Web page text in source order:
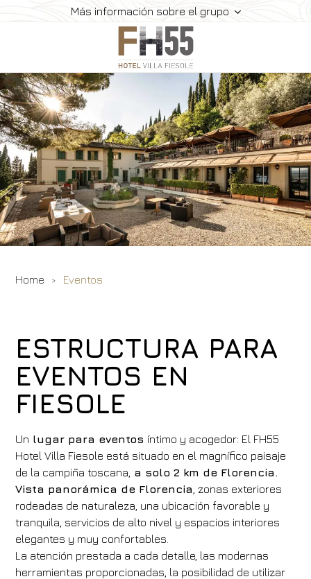
Más información sobre el grupo
Hotel
Habitaciones
Restaurante
Eventos
Experiencias
Dónde Estamos
Galería
Home Eventos
ESTRUCTURA PARA
EVENTOS EN
FIESOLE
Un lugar para eventos íntimo y acogedor: El FH55
Hotel Villa Fiesole está situado en el magnífico paisaje
de la campiña toscana, a solo 2 km de Florencia.
Vista panorámica de Florencia , zonas exteriores
rodeadas de naturaleza, una ubicación favorable y
tranquila, servicios de alto nivel y espacios interiores
elegantes y muy confortables.
La atención prestada a cada detalle, las modernas
herramientas proporcionadas, la posibilidad de utilizar